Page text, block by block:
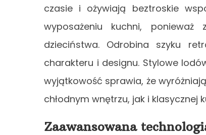
czasie i ożywiają beztroskie
wyposażeniu kuchni,
dzieciństwa. Odrobina szyku
charakteru i designu. Stylowe
wyjątkowość sprawia, że
chłodnym wnętrzu, jak i klasycznej
Zaawansowana